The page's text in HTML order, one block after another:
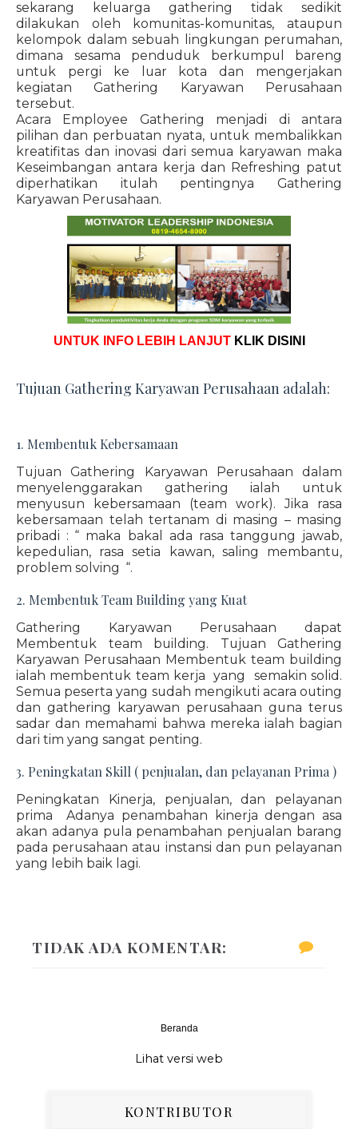
sekarang keluarga gathering tidak sedikit
dilakukan oleh komunitas-komunitas, ataupun
kelompok dalam sebuah lingkungan perumahan,
dimana sesama penduduk berkumpul bareng
untuk pergi ke luar kota dan mengerjakan
kegiatan Gathering Karyawan Perusahaan
tersebut.
Acara Employee Gathering menjadi di antara
pilihan dan perbuatan nyata, untuk membalikkan
kreatifitas dan inovasi dari semua karyawan maka
Keseimbangan antara kerja dan Refreshing patut
diperhatikan itulah pentingnya Gathering
Karyawan Perusahaan.
UNTUK INFO LEBIH LANJUT KLIK DISINI
Tujuan Gathering Karyawan Perusahaan adalah:
1. Membentuk Kebersamaan
Tujuan Gathering Karyawan Perusahaan dalam
menyelenggarakan gathering ialah untuk
menyusun kebersamaan (team work). Jika rasa
kebersamaan telah tertanam di masing – masing
pribadi : “ maka bakal ada rasa tanggung jawab,
kepedulian, rasa setia kawan, saling membantu,
problem solving “.
2. Membentuk Team Building yang Kuat
Gathering Karyawan Perusahaan dapat
Membentuk team building. Tujuan Gathering
Karyawan Perusahaan Membentuk team building
ialah membentuk team kerja yang semakin solid.
Semua peserta yang sudah mengikuti acara outing
dan gathering karyawan perusahaan guna terus
sadar dan memahami bahwa mereka ialah bagian
dari tim yang sangat penting.
3. Peningkatan Skill ( penjualan, dan pelayanan Prima )
Peningkatan Kinerja, penjualan, dan pelayanan
prima Adanya penambahan kinerja dengan asa
akan adanya pula penambahan penjualan barang
pada perusahaan atau instansi dan pun pelayanan
yang lebih baik lagi.
TIDAK ADA KOMENTAR:
Beranda
Lihat versi web
KONTRIBUTOR